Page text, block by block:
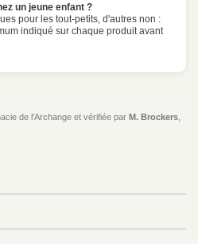
un jeune enfant ?
pour les tout-petits, d'autres non :
indiqué sur chaque produit avant
de l'Archange et vérifiée par M. Brockers,